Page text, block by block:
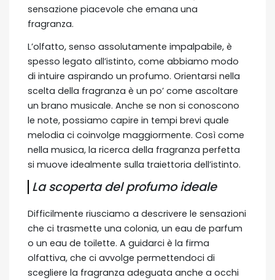
sensazione piacevole che emana una
fragranza.
L’olfatto, senso assolutamente impalpabile, è
spesso legato all’istinto, come abbiamo modo
di intuire aspirando un profumo. Orientarsi nella
scelta della fragranza è un po’ come ascoltare
un brano musicale. Anche se non si conoscono
le note, possiamo capire in tempi brevi quale
melodia ci coinvolge maggiormente. Così come
nella musica, la ricerca della fragranza perfetta
si muove idealmente sulla traiettoria dell’istinto.
La scoperta del profumo ideale
Difficilmente riusciamo a descrivere le sensazioni
che ci trasmette una colonia, un eau de parfum
o un eau de toilette. A guidarci è la firma
olfattiva, che ci avvolge permettendoci di
scegliere la fragranza adeguata anche a occhi